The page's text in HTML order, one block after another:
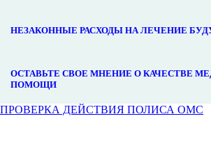
НЕЗАКОННЫЕ РАСХОДЫ НА ЛЕЧЕНИЕ
ОСТАВЬТЕ СВОЕ МНЕНИЕ О КАЧЕСТВЕ
ПОМОЩИ
ПРОВЕРКА ДЕЙСТВИЯ ПОЛИСА ОМС